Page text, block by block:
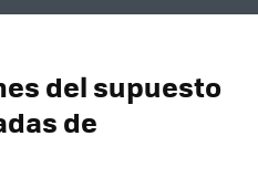
del supuesto
de